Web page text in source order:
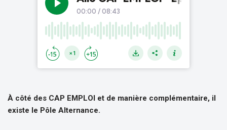
À côté des CAP EMPLOI et de manière complémentaire, il
existe le Pôle Alternance.